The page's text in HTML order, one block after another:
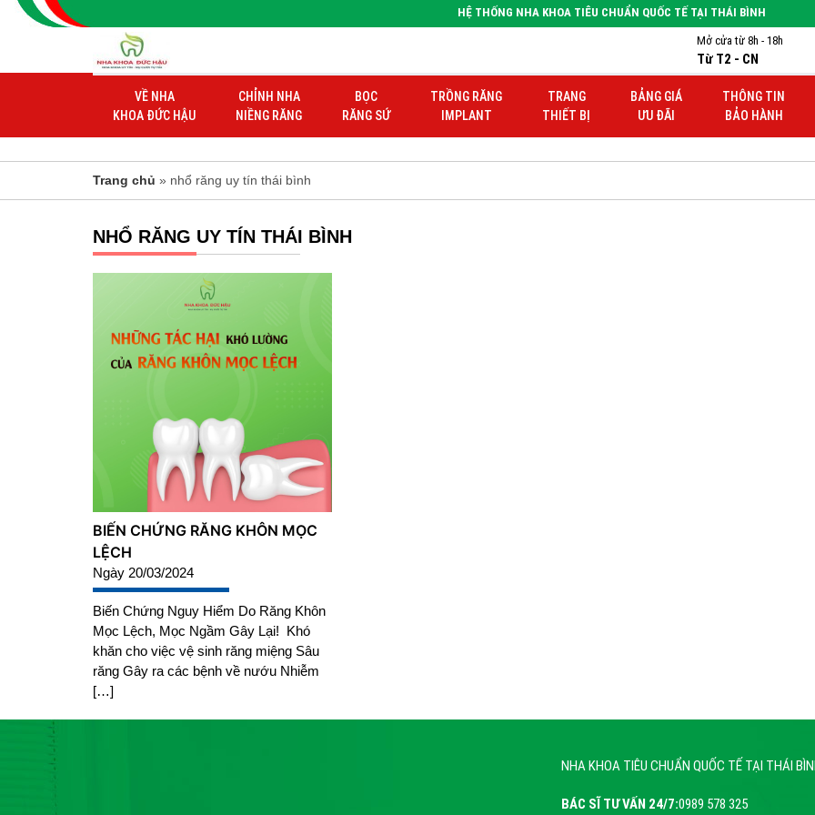
HỆ THỐNG NHA KHOA TIÊU CHUẨN QUỐC TẾ TẠI THÁI BÌNH
Mở cửa từ 8h - 18h
Từ T2 - CN
VỀ NHA
KHOA ĐỨC HẬU
CHỈNH NHA
NIỀNG RĂNG
BỌC
RĂNG SỨ
TRỒNG RĂNG
IMPLANT
TRANG
THIẾT BỊ
BẢNG GIÁ
ƯU ĐÃI
THÔNG TIN
BẢO HÀNH
Trang chủ » nhổ răng uy tín thái bình
NHỔ RĂNG UY TÍN THÁI BÌNH
BIẾN CHỨNG RĂNG KHÔN MỌC
LỆCH
Ngày 20/03/2024
Biến Chứng Nguy Hiểm Do Răng Khôn
Mọc Lệch, Mọc Ngầm Gây Lại! Khó
khăn cho việc vệ sinh răng miệng Sâu
răng Gây ra các bệnh về nướu Nhiễm
[…]
NHA KHOA TIÊU CHUẨN QUỐC TẾ TẠI THÁI
BÁC SĨ TƯ VẤN 24/7:0989 578 325